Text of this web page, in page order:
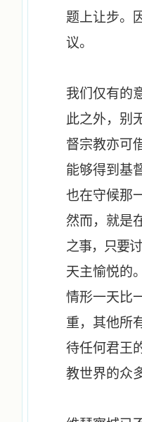
题上让步。
议。
我们仅有的
此之外，别
督宗教亦可
能够得到基
也在守候那
然而，就是
之事，只要
天主愉悦的
情形一天比
重，其他所
待任何君王
教世界的众